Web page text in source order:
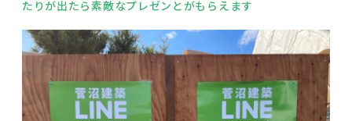
たりが出たら素敵なプレゼンとがもらえます